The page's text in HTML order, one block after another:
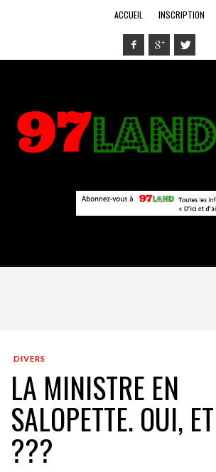
ACCUEIL INSCRIPTION
DIVERS
LA MINISTRE EN
SALOPETTE. OUI,
???